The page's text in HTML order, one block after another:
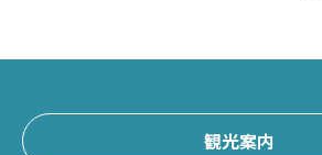
観光案内